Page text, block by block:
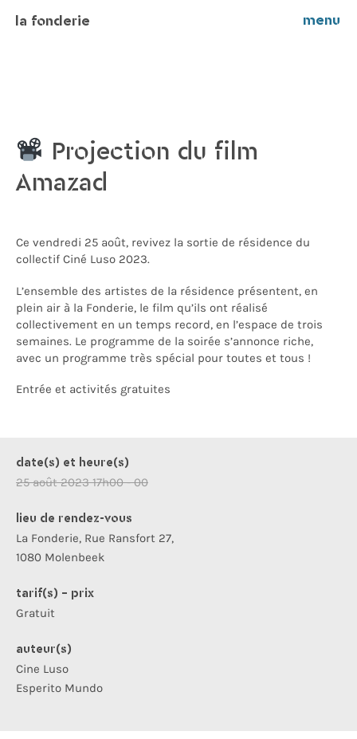
la fonderie menu
Projection du film
Amazad
Ce vendredi 25 août, revivez la sortie de résidence du
collectif Ciné Luso 2023.
L’ensemble des artistes de la résidence présentent, en
plein air à la Fonderie, le film qu’ils ont réalisé
collectivement en un temps record, en l’espace de trois
semaines. Le programme de la soirée s’annonce riche,
avec un programme très spécial pour toutes et tous !
Entrée et activités gratuites
date(s) et heure(s)
25 août 2023 17h00 - 00
lieu de rendez-vous
La Fonderie, Rue Ransfort 27,
1080 Molenbeek
tarif(s) - prix
Gratuit
auteur(s)
Cine Luso
Esperito Mundo